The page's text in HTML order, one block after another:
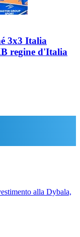
3x3 Italia
regine d'Italia
alla Dybala,